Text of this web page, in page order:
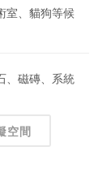
室、貓狗等候
、磁磚、系統
空間